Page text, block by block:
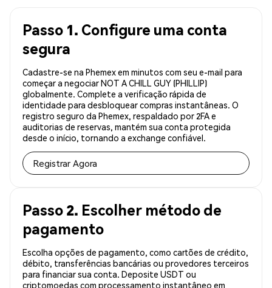
Passo 1. Configure uma conta
segura
Cadastre-se na Phemex em minutos com seu e-mail para
começar a negociar NOT A CHILL GUY (PHILLIP)
globalmente. Complete a verificação rápida de
identidade para desbloquear compras instantâneas. O
registro seguro da Phemex, respaldado por 2FA e
auditorias de reservas, mantém sua conta protegida
desde o início, tornando a exchange confiável.
Registrar Agora
Passo 2. Escolher método de
pagamento
Escolha opções de pagamento, como cartões de crédito,
débito, transferências bancárias ou provedores terceiros
para financiar sua conta. Deposite USDT ou
criptomoedas com processamento instantâneo em